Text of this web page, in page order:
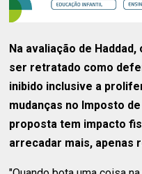
Na avaliação de
ser retratado como
inibido inclusive a
mudanças no Imposto de
proposta tem impacto
arrecadar mais, apenas